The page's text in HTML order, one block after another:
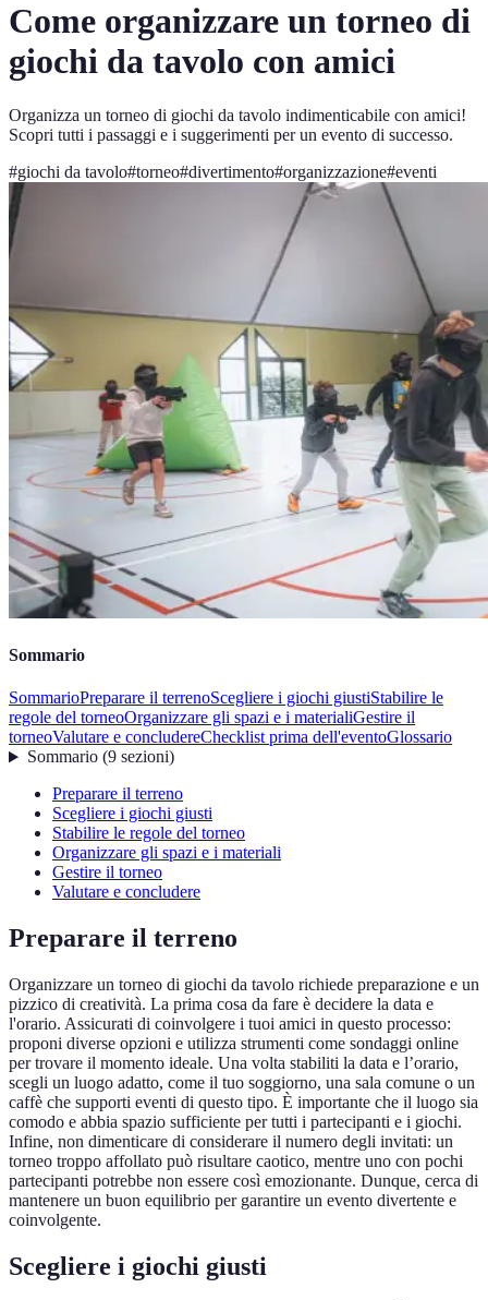
Come organizzare un torneo di
giochi da tavolo con amici
Organizza un torneo di giochi da tavolo indimenticabile con amici!
Scopri tutti i passaggi e i suggerimenti per un evento di successo.
#giochi da tavolo#torneo#divertimento#organizzazione#eventi
Sommario
SommarioPreparare il terrenoScegliere i giochi giustiStabilire le
regole del torneoOrganizzare gli spazi e i materialiGestire il
torneoValutare e concludereChecklist prima dell'eventoGlossario
Sommario(9 sezioni)
Preparare il terreno
Scegliere i giochi giusti
Stabilire le regole del torneo
Organizzare gli spazi e i materiali
Gestire il torneo
Valutare e concludere
Preparare il terreno
Organizzare un torneo di giochi da tavolo richiede preparazione e un
pizzico di creatività. La prima cosa da fare è decidere la data e
l'orario. Assicurati di coinvolgere i tuoi amici in questo processo:
proponi diverse opzioni e utilizza strumenti come sondaggi online
per trovare il momento ideale. Una volta stabiliti la data e l’orario,
scegli un luogo adatto, come il tuo soggiorno, una sala comune o un
caffè che supporti eventi di questo tipo. È importante che il luogo sia
comodo e abbia spazio sufficiente per tutti i partecipanti e i giochi.
Infine, non dimenticare di considerare il numero degli invitati: un
torneo troppo affollato può risultare caotico, mentre uno con pochi
partecipanti potrebbe non essere così emozionante. Dunque, cerca di
mantenere un buon equilibrio per garantire un evento divertente e
coinvolgente.
Scegliere i giochi giusti